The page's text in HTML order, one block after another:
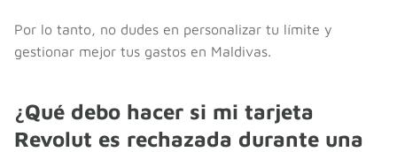
Por lo tanto, no dudes en personalizar tu límite y
gestionar mejor tus gastos en Maldivas.
¿Qué debo hacer si mi tarjeta
Revolut es rechazada durante una